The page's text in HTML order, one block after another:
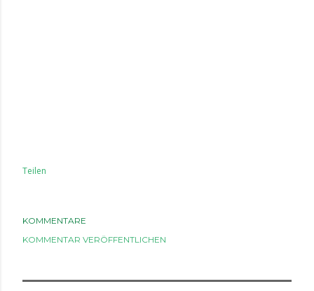
Teilen
KOMMENTARE
KOMMENTAR VERÖFFENTLICHEN